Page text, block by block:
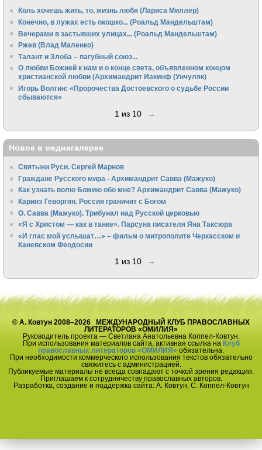
Коль хочешь жить, то, жизнь любя (Лариса Миллер)
Конечно, в лужах есть окошко... (Роальд Мандельштам)
Вечерами в застывших улицах... (Роальд Мандельштам)
Ржев (Влад Маленко)
Талант и Злоба – пагубный союз...
О любви Божией к нам и о конце света, объявленном концом
христианской любви (Архимандрит Иакинф (Унчуляк)
Игорь Волгин: «Пророчества Достоевского о судьбе России
сбываются»
1 из 10 →
Новое в медиагалерее
Святыни Руси. Сергей Марнов
Граждане Русского мира - Архимандрит Савва (Мажуко)
Как узнать волю Божию обо мне? Архимандрит Савва (Мажуко)
Каринэ Геворгян. Россия граничит с Богом
О. Савва (Мажуко). Трибунал над Русской церковью
«Я с Христом — как в танке». Парсуна писателя Яна Таксюра
«И глас мой услышат…» – фильм о митрополите Черкасском и
Каневском Феодосии
1 из 10 →
© А. Ковтун 2008–2026 МЕЖДУНАРОДНЫЙ КЛУБ ПРАВОСЛАВНЫХ
ЛИТЕРАТОРОВ «ОМИЛИЯ»
Руководитель проекта — Светлана Анатольевна Коппел-Ковтун.
При использования материалов сайта, активная ссылка на Клуб
православных литераторов «ОМИЛИЯ» обязательна.
При необходимости коммерческого использования текстов обязательно
свяжитесь с администрацией.
Публикуемые материалы не всегда совпадают с точкой зрения редакции.
Приглашаем к сотрудничеству православных авторов.
Разработка, создание и поддержка сайта: А. Ковтун, С. Коппел-Ковтун